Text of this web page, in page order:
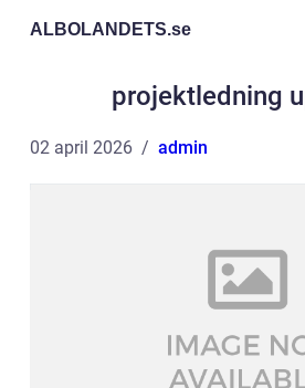
ALBOLANDETS.se
projektledning
02 april 2026 admin